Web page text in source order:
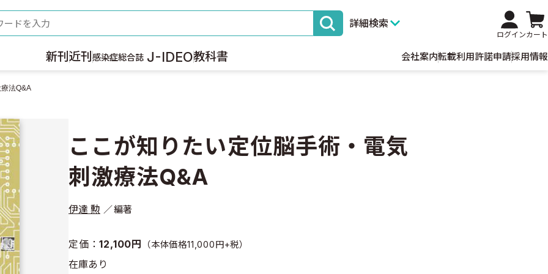
詳細検索
ログインカート
新刊 近刊 感染症総合誌 J-IDEO教科書 会社案内転載利用許諾申請採用情報
法Q&A
ここが知りたい定位脳手術・電気
刺激療法Q&A
伊達 勲 編著
定価：12,100円 （本体価格11,000円+税）
在庫あり